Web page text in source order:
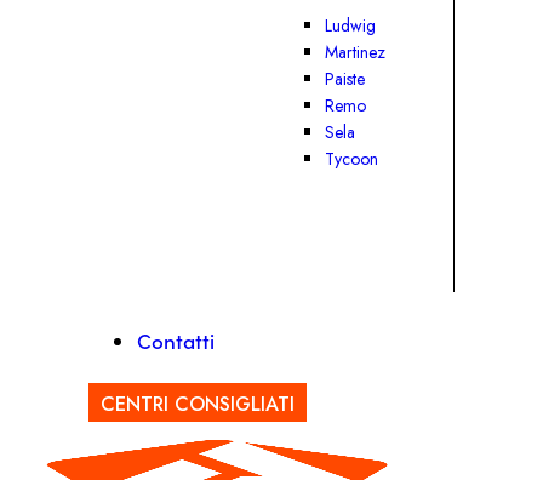
Ludwig
Martinez
Paiste
Remo
Sela
Tycoon
Contatti
CENTRI CONSIGLIATI